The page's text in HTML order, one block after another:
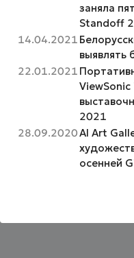
заняла
Standoff
14.04.2021
выявлять
22.01.2021
2021
28.09.2020AI Art
осенней